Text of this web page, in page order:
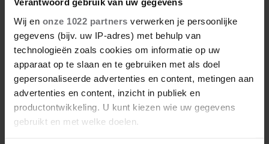
Wij en onze 1022 partners verwerken je persoonlijke
gegevens (bijv. uw IP-adres) met behulp van
technologieën zoals cookies om informatie op uw
apparaat op te slaan en te gebruiken met als doel
gepersonaliseerde advertenties en content, metingen aan
advertenties en content, inzicht in publiek en
productontwikkeling. U kunt kiezen wie uw gegevens
gebruikt en met welke doelen.